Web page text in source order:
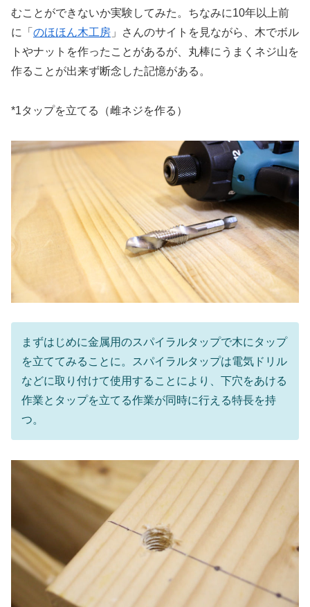
むことができないか実験してみた。ちなみに10年以上前
に「 のほほん木工房 」さんのサイトを見ながら、木でボル
トやナットを作ったことがあるが、丸棒にうまくネジ山を
作ることが出来ず断念した記憶がある。
*1タップを立てる（雌ネジを作る）
まずはじめに金属用のスパイラルタップで木にタップ
を立ててみることに。スパイラルタップは電気ドリル
などに取り付けて使用することにより、下穴をあける
作業とタップを立てる作業が同時に行える特長を持
つ。